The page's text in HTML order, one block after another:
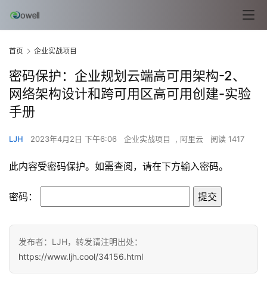
首页 企业实战项目
密码保护：企业规划云端高可用架构-2、
网络架构设计和跨可用区高可用创建-实验
手册
LJH 2023年4月2日 下午6:06 企业实战项目 , 阿里云 阅读 1417
此内容受密码保护。如需查阅，请在下方输入密码。
密码：
发布者：LJH，转发请注明出处：
https://www.ljh.cool/34156.html